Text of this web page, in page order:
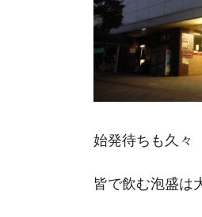
始発待ちも久々
皆で飲む泡盛は